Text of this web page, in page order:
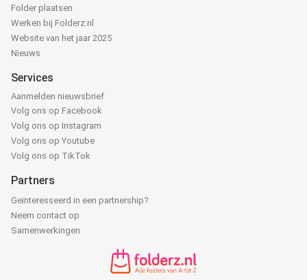
Folder plaatsen
Werken bij Folderz.nl
Website van het jaar 2025
Nieuws
Services
Aanmelden nieuwsbrief
Volg ons op Facebook
Volg ons op Instagram
Volg ons op Youtube
Volg ons op TikTok
Partners
Geïnteresseerd in een partnership?
Neem contact op
Samenwerkingen